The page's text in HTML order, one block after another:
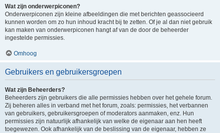
Wat zijn onderwerpiconen?
Onderwerpiconen zijn kleine afbeeldingen die met berichten geassocieerd
kunnen worden om zo hun inhoud kracht bij te zetten. Of je al dan niet gebruik
kan maken van onderwerpiconen hangt af van de door de beheerder
ingestelde permissies.
Omhoog
Gebruikers en gebruikersgroepen
Wat zijn Beheerders?
Beheerders zijn gebruikers die alle permissies hebben over het gehele forum.
Zij beheren alles in verband met het forum, zoals: permissies, het verbannen
van gebruikers, gebruikersgroepen of moderators aanmaken, enz. Hun
permissies zijn natuurlijk afhankelijk van welke de eigenaar aan hen heeft
toegewezen. Ook afhankelijk van de beslissing van de eigenaar, hebben ze